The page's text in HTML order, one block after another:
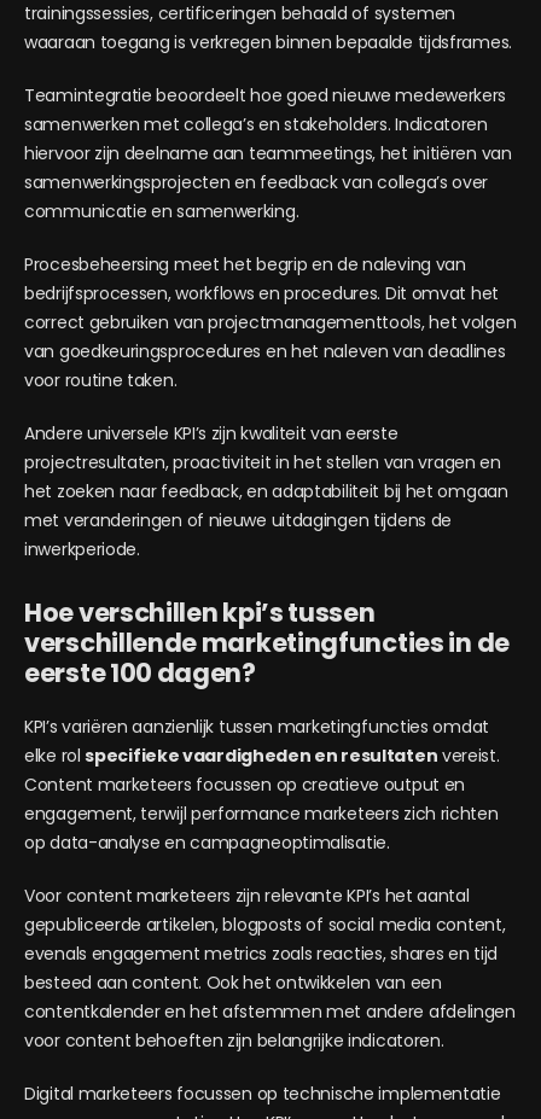
trainingssessies, certificeringen behaald of systemen
waaraan toegang is verkregen binnen bepaalde tijdsframes.
Teamintegratie beoordeelt hoe goed nieuwe medewerkers
samenwerken met collega’s en stakeholders. Indicatoren
hiervoor zijn deelname aan teammeetings, het initiëren van
samenwerkingsprojecten en feedback van collega’s over
communicatie en samenwerking.
Procesbeheersing meet het begrip en de naleving van
bedrijfsprocessen, workflows en procedures. Dit omvat het
correct gebruiken van projectmanagementtools, het volgen
van goedkeuringsprocedures en het naleven van deadlines
voor routine taken.
Andere universele KPI’s zijn kwaliteit van eerste
projectresultaten, proactiviteit in het stellen van vragen en
het zoeken naar feedback, en adaptabiliteit bij het omgaan
met veranderingen of nieuwe uitdagingen tijdens de
inwerkperiode.
Hoe verschillen kpi’s tussen
verschillende marketingfuncties in de
eerste 100 dagen?
KPI’s variëren aanzienlijk tussen marketingfuncties omdat
elke rolspecifieke vaardigheden en resultaten vereist.
Content marketeers focussen op creatieve output en
engagement, terwijl performance marketeers zich richten
op data-analyse en campagneoptimalisatie.
Voor content marketeers zijn relevante KPI’s het aantal
gepubliceerde artikelen, blogposts of social media content,
evenals engagement metrics zoals reacties, shares en tijd
besteed aan content. Ook het ontwikkelen van een
contentkalender en het afstemmen met andere afdelingen
voor content behoeften zijn belangrijke indicatoren.
Digital marketeers focussen op technische implementatie